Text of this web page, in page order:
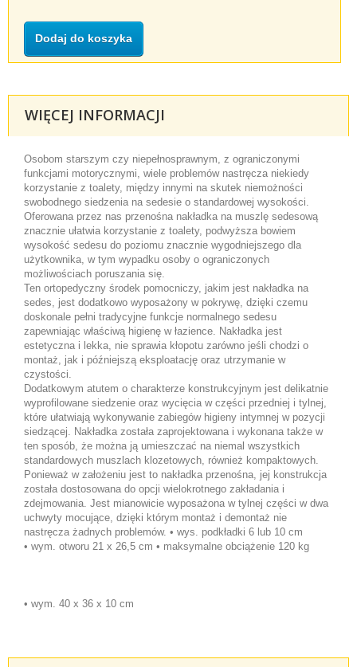
Dodaj do koszyka
WIĘCEJ INFORMACJI
Osobom starszym czy niepełnosprawnym, z ograniczonymi
funkcjami motorycznymi, wiele problemów nastręcza niekiedy
korzystanie z toalety, między innymi na skutek niemożności
swobodnego siedzenia na sedesie o standardowej wysokości.
Oferowana przez nas przenośna nakładka na muszlę sedesową
znacznie ułatwia korzystanie z toalety, podwyższa bowiem
wysokość sedesu do poziomu znacznie wygodniejszego dla
użytkownika, w tym wypadku osoby o ograniczonych
możliwościach poruszania się.
Ten ortopedyczny środek pomocniczy, jakim jest nakładka na
sedes, jest dodatkowo wyposażony w pokrywę, dzięki czemu
doskonale pełni tradycyjne funkcje normalnego sedesu
zapewniając właściwą higienę w łazience. Nakładka jest
estetyczna i lekka, nie sprawia kłopotu zarówno jeśli chodzi o
montaż, jak i późniejszą eksploatację oraz utrzymanie w
czystości.
Dodatkowym atutem o charakterze konstrukcyjnym jest delikatnie
wyprofilowane siedzenie oraz wycięcia w części przedniej i tylnej,
które ułatwiają wykonywanie zabiegów higieny intymnej w pozycji
siedzącej. Nakładka została zaprojektowana i wykonana także w
ten sposób, że można ją umieszczać na niemal wszystkich
standardowych muszlach klozetowych, również kompaktowych.
Ponieważ w założeniu jest to nakładka przenośna, jej konstrukcja
została dostosowana do opcji wielokrotnego zakładania i
zdejmowania. Jest mianowicie wyposażona w tylnej części w dwa
uchwyty mocujące, dzięki którym montaż i demontaż nie
nastręcza żadnych problemów. • wys. podkładki 6 lub 10 cm
• wym. otworu 21 x 26,5 cm • maksymalne obciążenie 120 kg
• wym. 40 x 36 x 10 cm